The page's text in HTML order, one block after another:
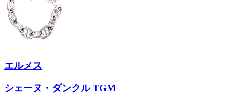
エルメス
シェーヌ・ダンクル TGM